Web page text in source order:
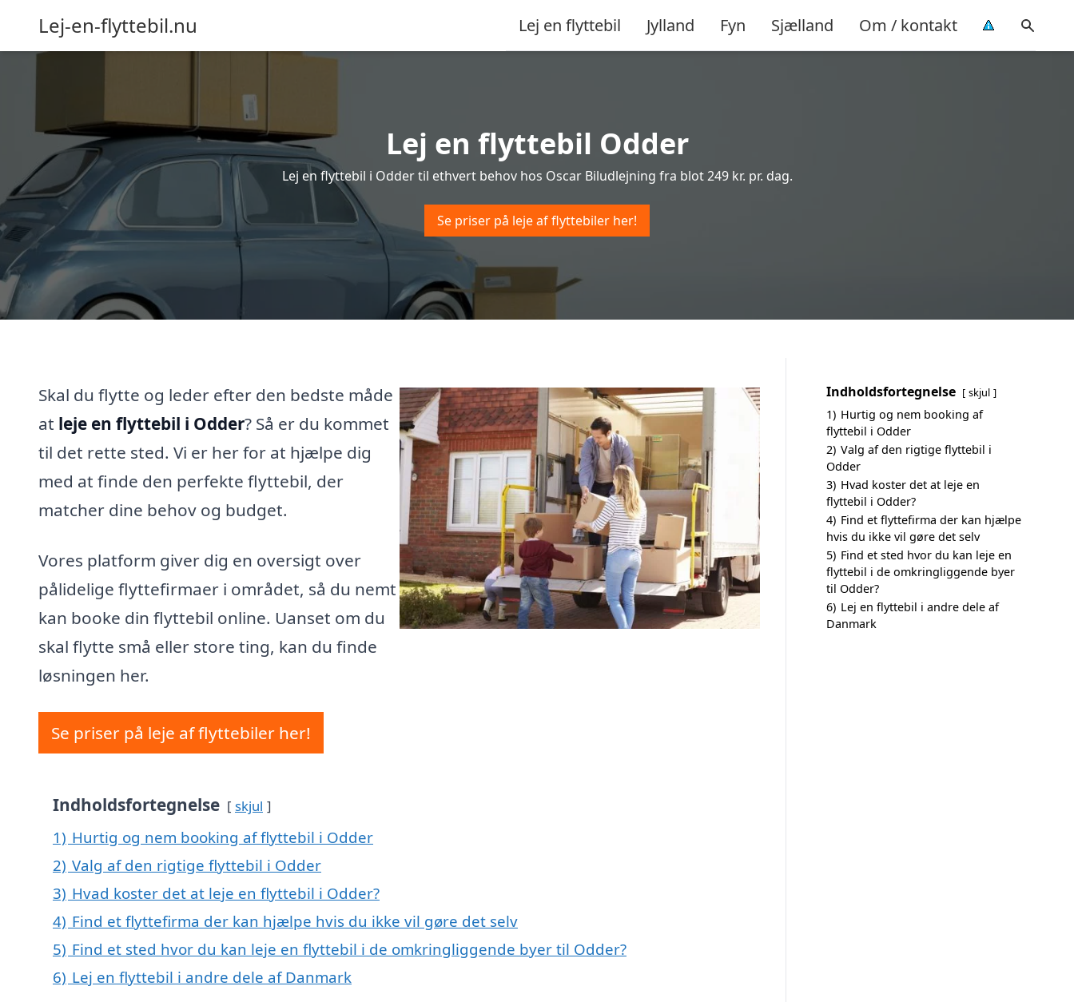
Lej-en-flyttebil.nu Lej en flyttebil Jylland Fyn Sjælland Om / kontakt
Lej en flyttebil Odder
Lej en flyttebil i Odder til ethvert behov hos Oscar Biludlejning fra blot 249 kr. pr. dag.
Se priser på leje af flyttebiler her!
Skal du flytte og leder efter den bedste måde
at leje en flyttebil i Odder? Så er du kommet
til det rette sted. Vi er her for at hjælpe dig
med at finde den perfekte flyttebil, der
matcher dine behov og budget.
Vores platform giver dig en oversigt over
pålidelige flyttefirmaer i området, så du nemt
kan booke din flyttebil online. Uanset om du
skal flytte små eller store ting, kan du finde
løsningen her.
Se priser på leje af flyttebiler her!
Indholdsfortegnelse skjul
1) Hurtig og nem booking af flyttebil i Odder
2) Valg af den rigtige flyttebil i Odder
3) Hvad koster det at leje en flyttebil i Odder?
4) Find et flyttefirma der kan hjælpe hvis du ikke vil gøre det selv
5) Find et sted hvor du kan leje en flyttebil i de omkringliggende byer til Odder?
6) Lej en flyttebil i andre dele af Danmark
Indholdsfortegnelse skjul
1) Hurtig og nem booking af
flyttebil i Odder
2) Valg af den rigtige flyttebil i
Odder
3) Hvad koster det at leje en
flyttebil i Odder?
4) Find et flyttefirma der kan hjælpe
hvis du ikke vil gøre det selv
5) Find et sted hvor du kan leje en
flyttebil i de omkringliggende byer
til Odder?
6) Lej en flyttebil i andre dele af
Danmark